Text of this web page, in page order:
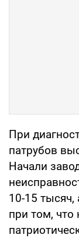
При
патрубов
Начали
10-15
при том, что